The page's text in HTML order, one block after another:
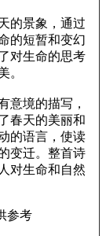
的景象，通过
的短暂和变幻
对生命的思考
。
意境的描写，
春天的美丽和
的语言，使读
变迁。整首诗
对生命和自然
参考